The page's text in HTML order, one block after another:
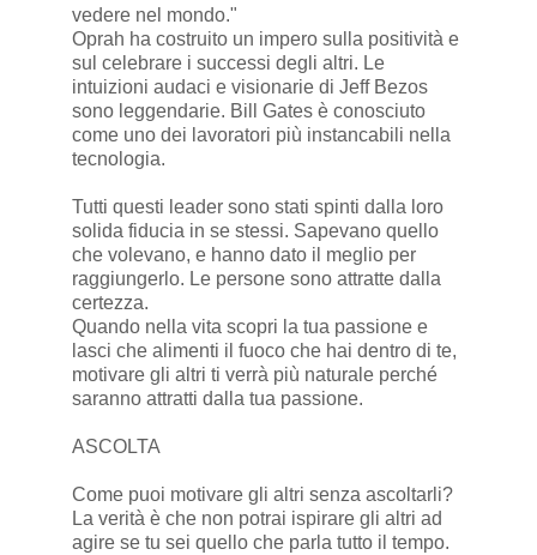
vedere nel mondo."
Oprah ha costruito un impero sulla positività e
sul celebrare i successi degli altri. Le
intuizioni audaci e visionarie di Jeff Bezos
sono leggendarie. Bill Gates è conosciuto
come uno dei lavoratori più instancabili nella
tecnologia.
Tutti questi leader sono stati spinti dalla loro
solida fiducia in se stessi. Sapevano quello
che volevano, e hanno dato il meglio per
raggiungerlo. Le persone sono attratte dalla
certezza.
Quando nella vita scopri la tua passione e
lasci che alimenti il fuoco che hai dentro di te,
motivare gli altri ti verrà più naturale perché
saranno attratti dalla tua passione.
ASCOLTA
Come puoi motivare gli altri senza ascoltarli?
La verità è che non potrai ispirare gli altri ad
agire se tu sei quello che parla tutto il tempo.